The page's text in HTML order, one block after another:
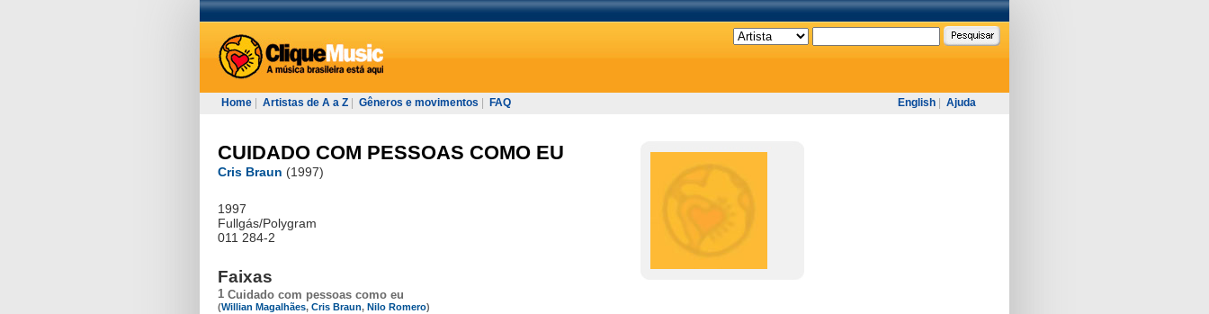
Home Artistas de A a Z Gêneros e movimentos FAQ English Ajuda
CUIDADO COM PESSOAS COMO EU
Cris Braun (1997)
1997
Fullgás/Polygram
011 284-2
Faixas
1 Cuidado com pessoas como eu
(Willian Magalhães, Cris Braun, Nilo Romero)